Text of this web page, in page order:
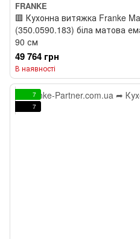
FRANKE
🟥 Кухонна витяжка Franke
(350.0590.183) біла матова
90 см
49 764 грн
В наявності
7
7